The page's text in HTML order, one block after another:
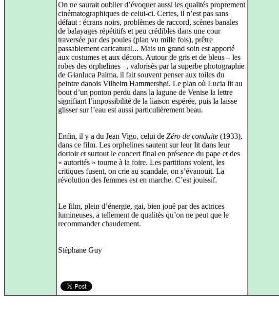
On ne saurait oublier d’évoquer aussi les qualités proprement
cinématographiques de celui‑ci. Certes, il n’est pas sans
défaut : écrans noirs, problèmes de raccord, scènes banales
de balayages répétitifs et peu crédibles dans une cour
traversée par des poules (plan vu mille fois), prêtre
passablement caricatural... Mais un grand soin est apporté
aux costumes et aux décors. Autour de gris et de bleus – les
robes des orphelines –, valorisés par la superbe photographie
de Gianluca Palma, il fait souvent penser aux toiles du
peintre danois Vilhelm Hammershøi. Le plan où Lucia lit au
bout d’un ponton perdu dans la lagune de Venise la lettre
signifiant l’impossibilité de la liaison espérée, puis la laisse
glisser sur l’eau est aussi particulièrement beau.
Enfin, il y a du Jean Vigo, celui de Zéro de conduite (1933),
dans ce film. Les orphelines sautent sur leur lit dans leur
dortoir et surtout le concert final en présence du pape et des
« autorités » tourne à la foire. Les partitions volent, les
critiques fusent, on crie au scandale, on s’évanouit. La
révolution des femmes est en marche. C’est jouissif.
Le film, plein d’énergie, gai, bien joué par des actrices
lumineuses, a tellement de qualités qu’on ne peut que le
recommander chaudement.
Stéphane Guy